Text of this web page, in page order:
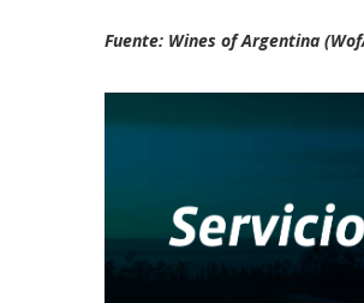
Fuente: Wines of Argentina